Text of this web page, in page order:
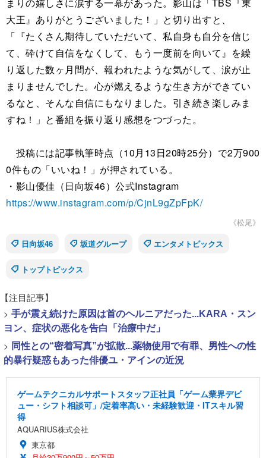
まりの嬉しさに涙する一幕があった。影山は「TBS『東
大王』ありがとうございました！」と切り出すと、
「『たくさん期待していただいて、私自身も自分を信じ
て、砕けて自信をなくして、もう一度前を向いて』を繰
り返した数ヶ月間が、報われたような気がして、涙が止
まりませんでした。心が燃えるような生き方ができてい
るなと、そんな自信にもなりました。引き続き楽しみま
すね！」と番組を振り返り感想をつづった。
投稿には記事執筆時点（10月13日20時25分）で2万900
0件もの「いいね！」が押されている。
・影山優佳（日向坂46）公式Instagram
https://www.instagram.com/p/CjnL9gZpFpK/
《松尾》
日向坂46
坂道グループ エンタメトピックス
トップトピックス
【注目記事】
> 手が震え続けた原因は首のヘルニアだった...KARA・スン
ヨン、症状の悪化を告白「治療中だ」
> 同性との“密着写真”が拡散...薬物使用で有罪、男性への性
的暴行疑惑もあった俳優ユ・アインの近況
ゲームテクニカルサポートスタッフ正社員「ゲーム業界デビ
ュー・シフト相談可」/定着率高い・未経験歓迎・ITスキル習
得
AQUARIUS株式会社
東京都